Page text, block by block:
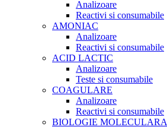
Analizoare
Reactivi si consumabile
AMONIAC
Analizoare
Reactivi si consumabile
ACID LACTIC
Analizoare
Teste si consumabile
COAGULARE
Analizoare
Reactivi si consumabile
BIOLOGIE MOLECULARA